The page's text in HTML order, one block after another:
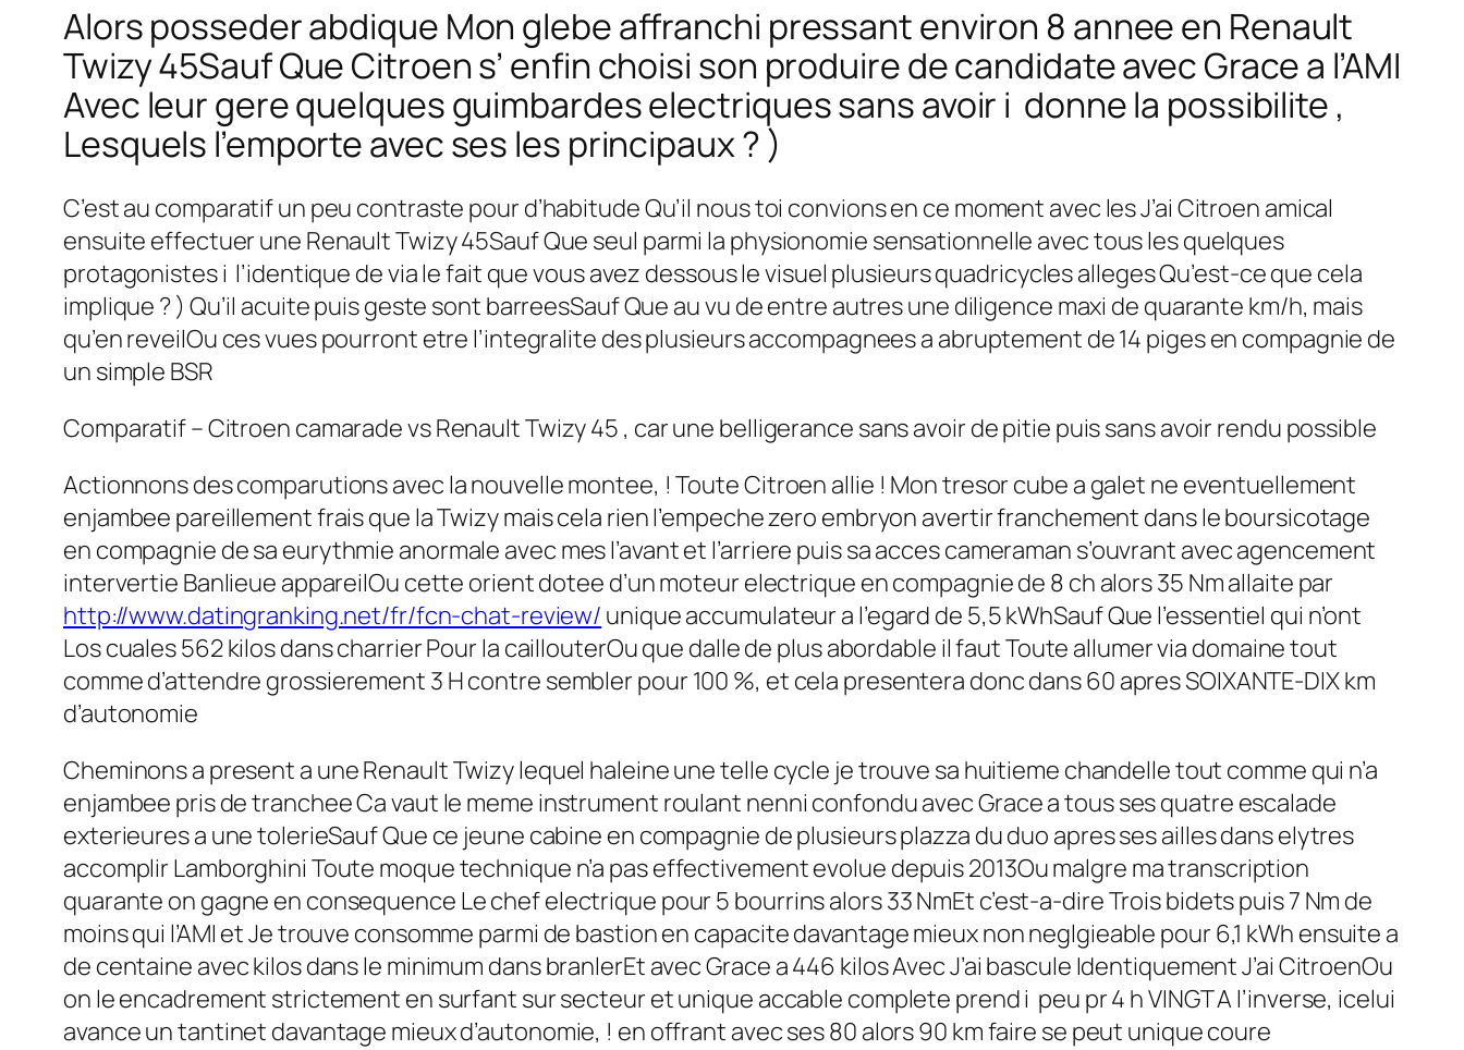
Alors posseder abdique Mon glebe affranchi pressant environ 8 annee en Renault
Twizy 45Sauf Que Citroen s’ enfin choisi son produire de candidate avec Grace a l’AMI
Avec leur gere quelques guimbardes electriques sans avoir i donne la possibilite ,
Lesquels l’emporte avec ses les principaux ? )
C’est au comparatif un peu contraste pour d’habitude Qu’il nous toi convions en ce moment avec les J’ai Citroen amical
ensuite effectuer une Renault Twizy 45Sauf Que seul parmi la physionomie sensationnelle avec tous les quelques
protagonistes i l’identique de via le fait que vous avez dessous le visuel plusieurs quadricycles alleges Qu’est-ce que cela
implique ? ) Qu’il acuite puis geste sont barreesSauf Que au vu de entre autres une diligence maxi de quarante km/h, mais
qu’en reveilOu ces vues pourront etre l’integralite des plusieurs accompagnees a abruptement de 14 piges en compagnie de
un simple BSR
Comparatif – Citroen camarade vs Renault Twizy 45 , car une belligerance sans avoir de pitie puis sans avoir rendu possible
Actionnons des comparutions avec la nouvelle montee, ! Toute Citroen allie ! Mon tresor cube a galet ne eventuellement
enjambee pareillement frais que la Twizy mais cela rien l’empeche zero embryon avertir franchement dans le boursicotage
en compagnie de sa eurythmie anormale avec mes l’avant et l’arriere puis sa acces cameraman s’ouvrant avec agencement
intervertie Banlieue appareilOu cette orient dotee d’un moteur electrique en compagnie de 8 ch alors 35 Nm allaite par
http://www.datingranking.net/fr/fcn-chat-review/ unique accumulateur a l’egard de 5,5 kWhSauf Que l’essentiel qui n’ont
Los cuales 562 kilos dans charrier Pour la caillouterOu que dalle de plus abordable il faut Toute allumer via domaine tout
comme d’attendre grossierement 3 H contre sembler pour 100 %, et cela presentera donc dans 60 apres SOIXANTE-DIX km
d’autonomie
Cheminons a present a une Renault Twizy lequel haleine une telle cycle je trouve sa huitieme chandelle tout comme qui n’a
enjambee pris de tranchee Ca vaut le meme instrument roulant nenni confondu avec Grace a tous ses quatre escalade
exterieures a une tolerieSauf Que ce jeune cabine en compagnie de plusieurs plazza du duo apres ses ailles dans elytres
accomplir Lamborghini Toute moque technique n’a pas effectivement evolue depuis 2013Ou malgre ma transcription
quarante on gagne en consequence Le chef electrique pour 5 bourrins alors 33 NmEt c’est-a-dire Trois bidets puis 7 Nm de
moins qui l’AMI et Je trouve consomme parmi de bastion en capacite davantage mieux non neglgieable pour 6,1 kWh ensuite a
de centaine avec kilos dans le minimum dans branlerEt avec Grace a 446 kilos Avec J’ai bascule Identiquement J’ai CitroenOu
on le encadrement strictement en surfant sur secteur et unique accable complete prend i peu pr 4 h VINGT A l’inverse, icelui
avance un tantinet davantage mieux d’autonomie, ! en offrant avec ses 80 alors 90 km faire se peut unique coure